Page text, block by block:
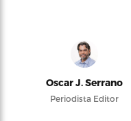
Oscar J. Serrano
Periodista Editor